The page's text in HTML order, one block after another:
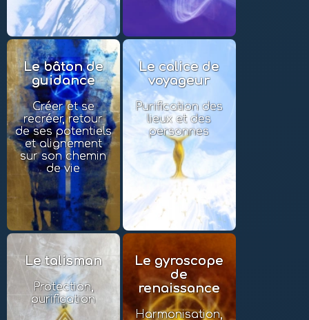
Le bâton de
guidance
Créer et se
recréer, retour
de ses potentiels
et alignement
sur son chemin
de vie
Le calice de
voyageur
Purification des
lieux et des
personnes
Le talisman
Protection,
purification
Le gyroscope
de
renaissance
Harmonisation,